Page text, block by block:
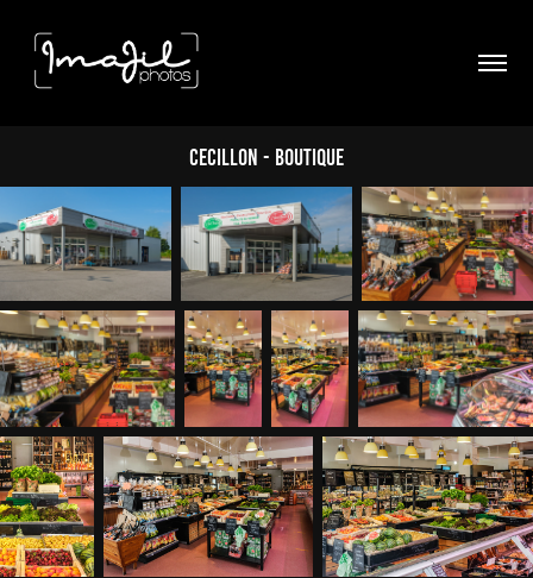
Cecillon - Boutique